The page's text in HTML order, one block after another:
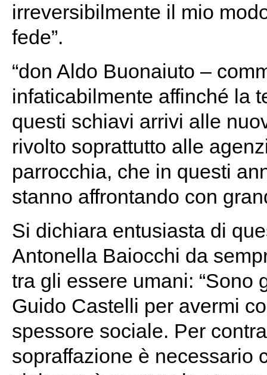
irreversibilmente il mio
fede”.
“don Aldo Buonaiuto –
infaticabilmente affinché la
questi schiavi arrivi alle
rivolto soprattutto alle
parrocchia, che in questi
stanno affrontando con
Si dichiara entusiasta di
Antonella Baiocchi da
tra gli essere umani: “Sono
Guido Castelli per avermi
spessore sociale. Per
sopraffazione è necessario